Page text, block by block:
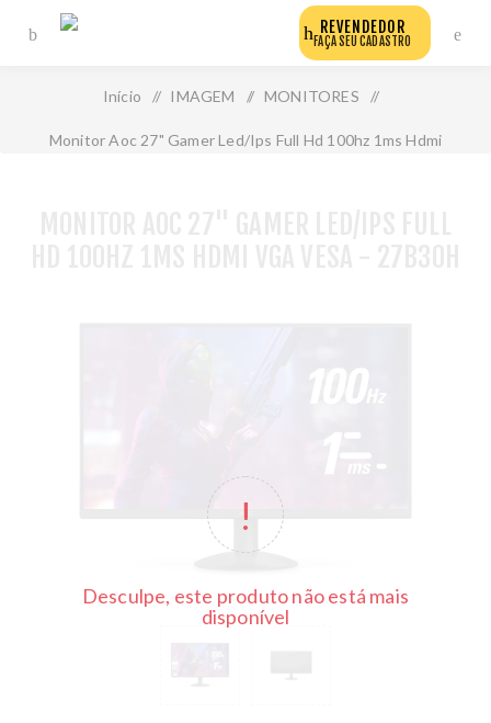
REVENDEDOR
FAÇA SEU CADASTRO
Início / IMAGEM / MONITORES /
Monitor Aoc 27" Gamer Led/Ips Full Hd 100hz 1ms Hdmi
Desculpe, este produto não está mais
disponível